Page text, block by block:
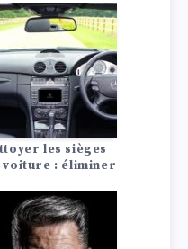
les sièges
voiture : éliminer
maison